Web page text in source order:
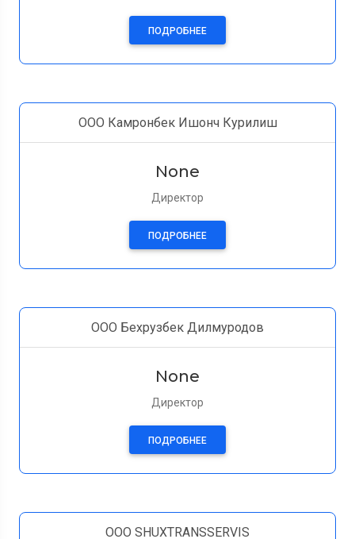
ПОДРОБНЕЕ
ООО Камронбек Ишонч Курилиш
None
Директор
ПОДРОБНЕЕ
ООО Бехрузбек Дилмуродов
None
Директор
ПОДРОБНЕЕ
OOO SHUXTRANSSERVIS